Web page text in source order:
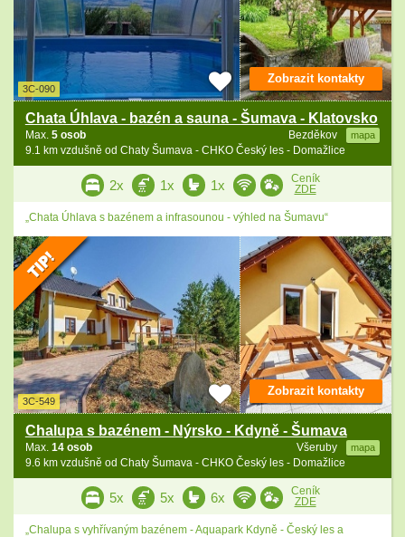
3C-090
Chata Úhlava - bazén a sauna - Šumava - Klatovsko
Bezděkov mapa
Max. 5 osob
9.1 km vzdušně od Chaty Šumava - CHKO Český les - Domažlice
Zobrazit kontakty
2x 1x 1x
Ceník
ZDE
„Chata Úhlava s bazénem a infrasounou - výhled na Šumavu“
3C-549
Chalupa s bazénem - Nýrsko - Kdyně - Šumava
Všeruby mapa
Max. 14 osob
9.6 km vzdušně od Chaty Šumava - CHKO Český les - Domažlice
Zobrazit kontakty
5x 5x 6x
Ceník
ZDE
„Chalupa s vyhřívaným bazénem - Aquapark Kdyně - Český les a